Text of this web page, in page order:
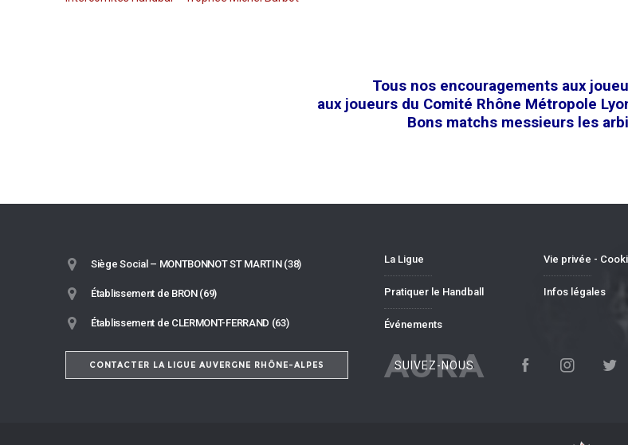
Tous nos encouragements aux
aux joueurs du Comité Rhône Métropole
Bons matchs messieurs les
Siège Social – MONTBONNOT ST MARTIN (38)
Établissement de BRON (69)
Établissement de CLERMONT-FERRAND (63)
CONTACTER LA LIGUE AUVERGNE RHÔNE-ALPES
La Ligue
Pratiquer le Handball
Événements
Vie privée -
Infos légales
AURA
SUIVEZ-NOUS